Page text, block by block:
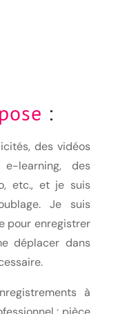
:
des vidéos
learning, des
etc., et je suis
Je suis
pour enregistrer
déplacer dans
à